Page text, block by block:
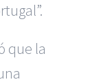
que la